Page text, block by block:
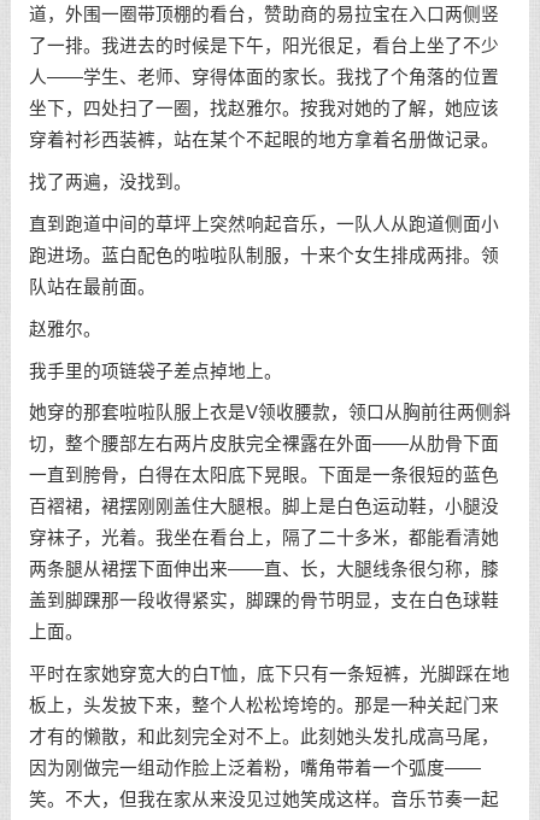
道，外围一圈带顶棚的看台，赞助商的易拉宝在入口两侧竖
了一排。我进去的时候是下午，阳光很足，看台上坐了不少
人——学生、老师、穿得体面的家长。我找了个角落的位置
坐下，四处扫了一圈，找赵雅尔。按我对她的了解，她应该
穿着衬衫西装裤，站在某个不起眼的地方拿着名册做记录。
找了两遍，没找到。
直到跑道中间的草坪上突然响起音乐，一队人从跑道侧面小
跑进场。蓝白配色的啦啦队制服，十来个女生排成两排。领
队站在最前面。
赵雅尔。
我手里的项链袋子差点掉地上。
她穿的那套啦啦队服上衣是V领收腰款，领口从胸前往两侧斜
切，整个腰部左右两片皮肤完全裸露在外面——从肋骨下面
一直到胯骨，白得在太阳底下晃眼。下面是一条很短的蓝色
百褶裙，裙摆刚刚盖住大腿根。脚上是白色运动鞋，小腿没
穿袜子，光着。我坐在看台上，隔了二十多米，都能看清她
两条腿从裙摆下面伸出来——直、长，大腿线条很匀称，膝
盖到脚踝那一段收得紧实，脚踝的骨节明显，支在白色球鞋
上面。
平时在家她穿宽大的白T恤，底下只有一条短裤，光脚踩在地
板上，头发披下来，整个人松松垮垮的。那是一种关起门来
才有的懒散，和此刻完全对不上。此刻她头发扎成高马尾，
因为刚做完一组动作脸上泛着粉，嘴角带着一个弧度——
笑。不大，但我在家从来没见过她笑成这样。音乐节奏一起